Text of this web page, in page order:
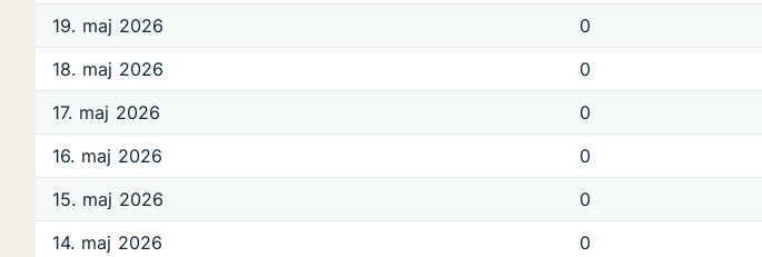
19. maj 2026
0
18. maj 2026
0
17. maj 2026
0
16. maj 2026
0
15. maj 2026
0
14. maj 2026
0